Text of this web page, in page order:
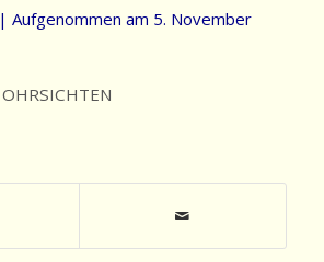
| Aufgenommen am 5. November
OHRSICHTEN